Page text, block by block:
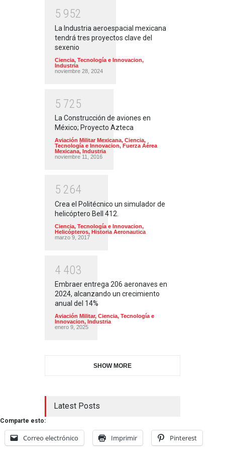
5 952
La Industria aeroespacial mexicana
tendrá tres proyectos clave del
sexenio
Ciencia, Tecnología e Innovacion,
Industria
noviembre 28, 2024
5 725
La Construcción de aviones en
México; Proyecto Azteca
Aviación Militar Mexicana, Ciencia,
Tecnología e Innovacion, Fuerza Aérea
Mexicana, Industria
noviembre 11, 2016
5 264
Crea el Politécnico un simulador de
helicóptero Bell 412.
Ciencia, Tecnología e Innovacion,
Helicópteros, Historia Aeronautica
marzo 9, 2017
4 403
Embraer entrega 206 aeronaves en
2024, alcanzando un crecimiento
anual del 14%
Aviación Militar, Ciencia, Tecnología e
Innovacion, Industria
enero 9, 2025
SHOW MORE
Latest Posts
Comparte esto:
Correo electrónico Imprimir Pinterest